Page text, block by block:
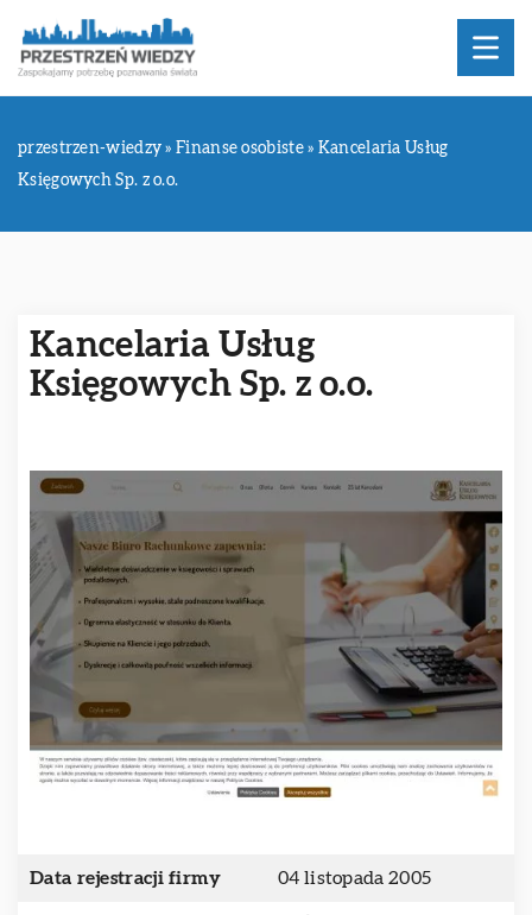
przestrzen-wiedzy »Finanse osobiste» Kancelaria Usług
Księgowych Sp. z o.o.
Kancelaria Usług
Księgowych Sp. z o.o.
Data rejestracji firmy 04 listopada 2005